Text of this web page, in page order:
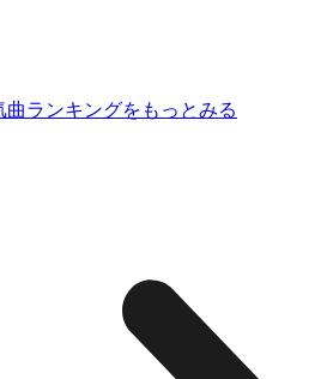
曲ランキングをもっとみる